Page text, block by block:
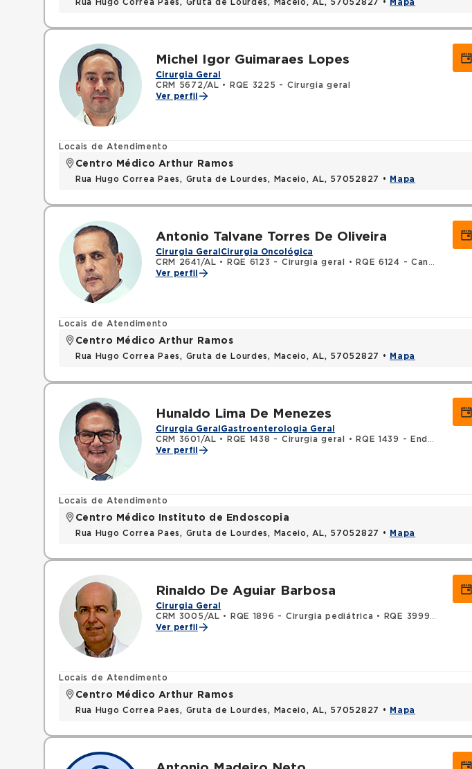
Rua Hugo Correa Paes, Gruta de Lourdes, Maceio, AL, 57052827 • Mapa
Michel Igor Guimaraes Lopes
Cirurgia Geral
CRM 5672/AL •
RQE 3225 - Cirurgia geral
Ver perfil
Locais de Atendimento
Centro Médico Arthur Ramos
Rua Hugo Correa Paes, Gruta de Lourdes, Maceio, AL, 57052827 • Mapa
Antonio Talvane Torres De Oliveira
Cirurgia Geral Cirurgia Oncológica
CRM 2641/AL • RQE 6123 - Cirurgia geral •
RQE 6124 - Cancerologia/cancerologia cirúrgica
Ver perfil
Locais de Atendimento
Centro Médico Arthur Ramos
Rua Hugo Correa Paes, Gruta de Lourdes, Maceio, AL, 57052827 • Mapa
Hunaldo Lima De Menezes
Cirurgia Geral Gastroenterologia Geral
CRM 3601/AL • RQE 1438 - Cirurgia geral • RQE 1439 - Endoscopia digestiva
Ver perfil
Locais de Atendimento
Centro Médico Instituto de Endoscopia
Rua Hugo Correa Paes, Gruta de Lourdes, Maceio, AL, 57052827 • Mapa
Rinaldo De Aguiar Barbosa
Cirurgia Geral
CRM 3005/AL • RQE 1896 - Cirurgia pediátrica •
RQE 3999 - Cirurgia geral
Ver perfil
Locais de Atendimento
Centro Médico Arthur Ramos
Rua Hugo Correa Paes, Gruta de Lourdes, Maceio, AL, 57052827 • Mapa